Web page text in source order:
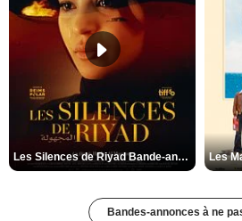
Les Silences de Riyad Bande-annonce VO STFR
Bandes-annonces à ne